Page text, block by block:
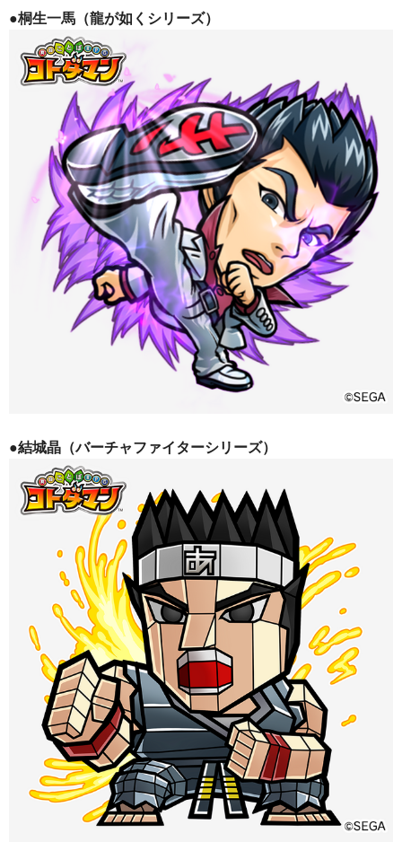
●桐生一馬（龍が如くシリーズ）
●結城晶（バーチャファイターシリーズ）